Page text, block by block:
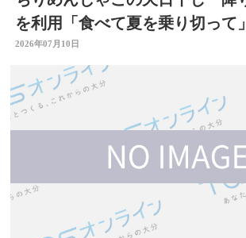
を利用「食べて夏を乗り切って
2026年07月10日